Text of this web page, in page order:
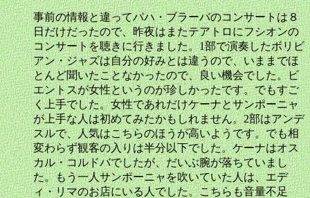
事前の情報と違ってパハ・ブラーバのコンサートは８
日だけだったので、昨夜はまたテアトロにフシオンの
コンサートを聴きに行きました。1部で演奏したボリビ
アン・ジャズは自分の好みとは違うので、いままでほ
とんど聞いたことなかったので、良い機会でした。ビ
エントスが女性というのが珍しかったです。でもすご
く上手でした。女性であれだけケーナとサンポーニャ
が上手な人は初めてみたかもしれません。2部はアンデ
スルで、人気はこちらのほうが高いようです。でも相
変わらず観客の入りは半分以下でした。ケーナはオス
カル・コルドバでしたが、だいぶ腕が落ちていまし
た。もう一人サンポーニャを吹いていた人は、エデ
ィ・リマのお店にいる人でした。こちらも音量不足